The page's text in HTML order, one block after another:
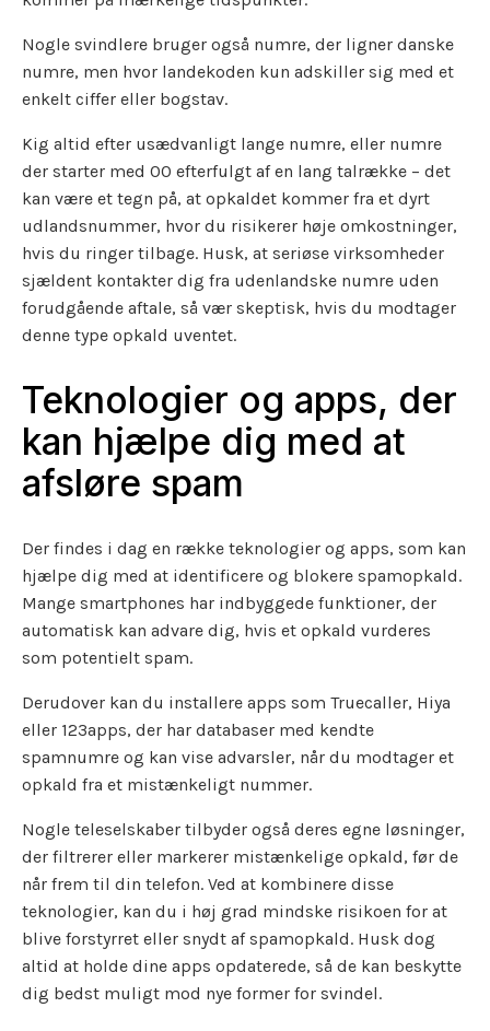
Nogle svindlere bruger også numre, der ligner danske
numre, men hvor landekoden kun adskiller sig med et
enkelt ciffer eller bogstav.
Kig altid efter usædvanligt lange numre, eller numre
der starter med 00 efterfulgt af en lang talrække – det
kan være et tegn på, at opkaldet kommer fra et dyrt
udlandsnummer, hvor du risikerer høje omkostninger,
hvis du ringer tilbage. Husk, at seriøse virksomheder
sjældent kontakter dig fra udenlandske numre uden
forudgående aftale, så vær skeptisk, hvis du modtager
denne type opkald uventet.
Teknologier og apps, der
kan hjælpe dig med at
afsløre spam
Der findes i dag en række teknologier og apps, som kan
hjælpe dig med at identificere og blokere spamopkald.
Mange smartphones har indbyggede funktioner, der
automatisk kan advare dig, hvis et opkald vurderes
som potentielt spam.
Derudover kan du installere apps som Truecaller, Hiya
eller 123apps, der har databaser med kendte
spamnumre og kan vise advarsler, når du modtager et
opkald fra et mistænkeligt nummer.
Nogle teleselskaber tilbyder også deres egne løsninger,
der filtrerer eller markerer mistænkelige opkald, før de
når frem til din telefon. Ved at kombinere disse
teknologier, kan du i høj grad mindske risikoen for at
blive forstyrret eller snydt af spamopkald. Husk dog
altid at holde dine apps opdaterede, så de kan beskytte
dig bedst muligt mod nye former for svindel.